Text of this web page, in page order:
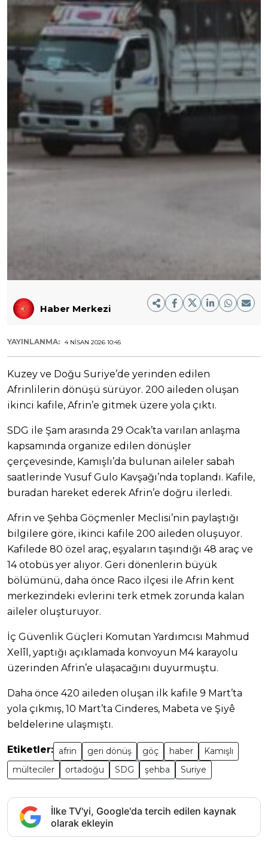
Haber Merkezi
YAYINLANMA: 4 NISAN 2026 10:45
Kuzey ve Doğu Suriye’de yerinden edilen
Afrinlilerin dönüşü sürüyor. 200 aileden oluşan
ikinci kafile, Afrin’e gitmek üzere yola çıktı.
SDG ile Şam arasında 29 Ocak’ta varılan anlaşma
kapsamında organize edilen dönüşler
çerçevesinde, Kamışlı’da bulunan aileler sabah
saatlerinde Yusuf Gulo Kavşağı’nda toplandı. Kafile,
buradan hareket ederek Afrin’e doğru ilerledi.
Afrin ve Şehba Göçmenler Meclisi’nin paylaştığı
bilgilere göre, ikinci kafile 200 aileden oluşuyor.
Kafilede 80 özel araç, eşyaların taşındığı 48 araç ve
14 otobüs yer alıyor. Geri dönenlerin büyük
bölümünü, daha önce Raco ilçesi ile Afrin kent
merkezindeki evlerini terk etmek zorunda kalan
aileler oluşturuyor.
İç Güvenlik Güçleri Komutan Yardımcısı Mahmud
Xelîl, yaptığı açıklamada konvoyun M4 karayolu
üzerinden Afrin’e ulaşacağını duyurmuştu.
Daha önce 420 aileden oluşan ilk kafile 9 Mart’ta
yola çıkmış, 10 Mart’ta Cinderes, Mabeta ve Şiyê
beldelerine ulaşmıştı.
Etiketler: afrin geri dönüş göç haber
Kamışlı
mülteciler
ortadoğu SDG şehba Suriye
İlke TV'yi, Google'da tercih edilen kaynak
olarak ekleyin